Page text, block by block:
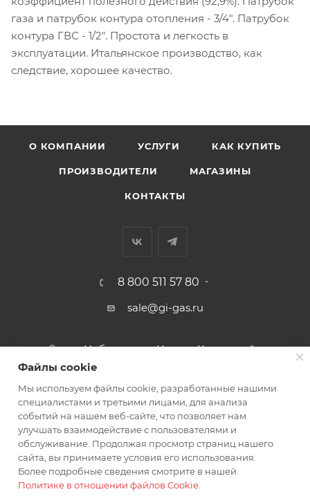
газа и патрубок контура отопления - 3/4". Патрубок
контура ГВС - 1/2". Простота и легкость в
эксплуатации. Итальянское производство, как
следствие, хорошее качество.
О КОМПАНИИ УСЛУГИ КАК КУПИТЬ
ПРОИЗВОДИТЕЛИ МАГАЗИНЫ
КОНТАКТЫ
8 800 511 57 80
sale@gi-gas.ru
г. Набережные Челны, Казанский
ПОДПИСАТЬСЯ НА РАССЫЛКУ
ПОЛИТИКА КОНФИДЕНЦИАЛЬНОСТИ
2026 © Гигаз: интернет-магазин
Файлы cookie
Мы используем файлы cookie, разработанные нашими
специалистами и третьими лицами, для анализа
событий на нашем веб-сайте, что позволяет нам
улучшать взаимодействие с пользователями и
обслуживание. Продолжая просмотр страниц нашего
сайта, вы принимаете условия его использования.
Более подробные сведения смотрите в нашей
Политике в отношении файлов Cookie